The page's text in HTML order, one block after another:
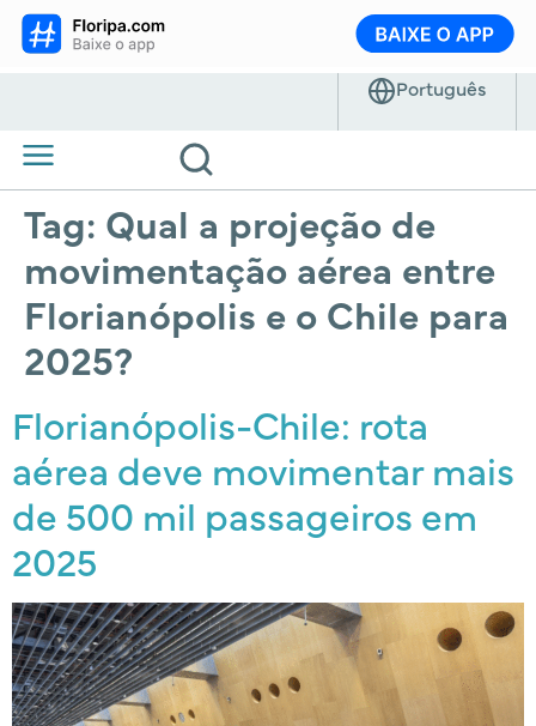
Tag: Qual a projeção de
movimentação aérea entre
Florianópolis e o Chile para
2025?
Florianópolis-Chile: rota
aérea deve movimentar mais
de 500 mil passageiros em
2025